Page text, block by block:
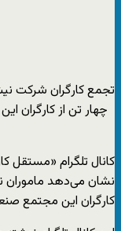
تجمع کارگران شرکت
چهار تن از کارگران
کانال تلگرام «مستقل
نشان می‌دهد ماموران
کارگران این مجتمع